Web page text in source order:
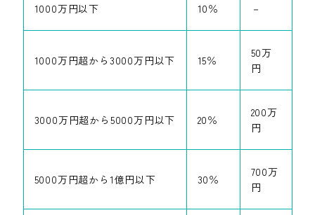
1000万円以下 10％ －
1000万円超から 3000万円以下 15％
50万
円
3000万円超から 5000万円以下 20％
200万
円
5000万円超から 1億円以下 30％
700万
円